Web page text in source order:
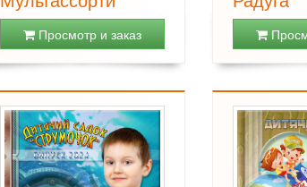
Просмотр и заказ